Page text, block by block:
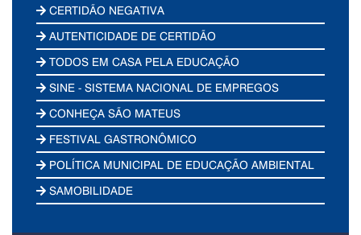
CERTIDÃO NEGATIVA
AUTENTICIDADE DE CERTIDÃO
TODOS EM CASA PELA EDUCAÇÃO
SINE - SISTEMA NACIONAL DE EMPREGOS
CONHEÇA SÃO MATEUS
FESTIVAL GASTRONÔMICO
POLÍTICA MUNICIPAL DE EDUCAÇÃO AMBIENTAL
SAMOBILIDADE